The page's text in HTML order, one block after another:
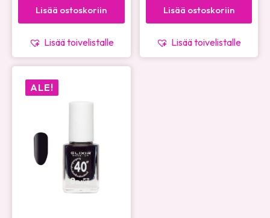
Lisää ostoskoriin
Lisää toivelistalle
Lisää ostoskoriin
Lisää toivelistalle
ALE!